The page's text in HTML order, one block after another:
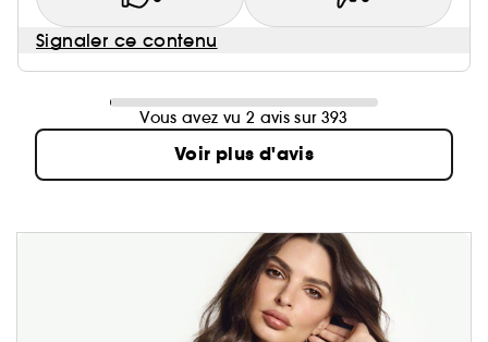
Signaler ce contenu
Vous avez vu 2 avis sur 393
Voir plus d'avis